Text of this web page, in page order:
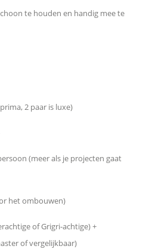
te houden en handig mee te
2 paar is luxe)
(meer als je projecten gaat
het ombouwen)
of Grigri-achtige) +
of vergelijkbaar)